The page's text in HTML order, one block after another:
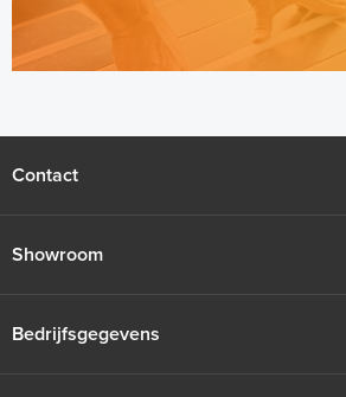
Contact
Showroom
Bedrijfsgegevens